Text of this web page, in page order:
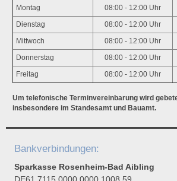
Montag 08:00 - 12:00 Uhr
Dienstag 08:00 - 12:00 Uhr
Mittwoch 08:00 - 12:00 Uhr
Donnerstag 08:00 - 12:00 Uhr
Freitag 08:00 - 12:00 Uhr
Um telefonische Terminvereinbarung wird
insbesondere im Standesamt und Bauamt.
Bankverbindungen:
Sparkasse Rosenheim-Bad Aibling